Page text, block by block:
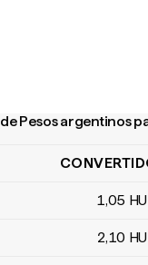
Pesos argentinos
Pesos argentinos
1,05
2,10